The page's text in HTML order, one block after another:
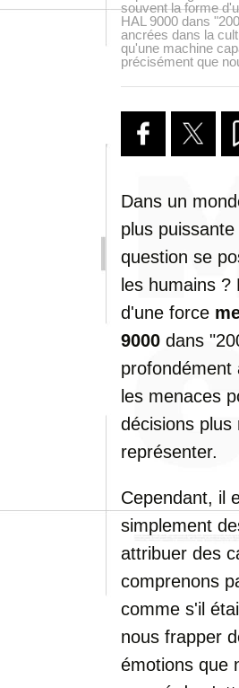
souvent la forme
HAL 9000 dans
ancrées dans la
qu'une machine
précisément que
Dans un
plus
question se
les humains
d'une force
9000 dans
profondément
les menaces
décisions
représenter.
Cependant, il
simplement
attribuer des
comprenons
comme s'il
nous frapper
émotions que